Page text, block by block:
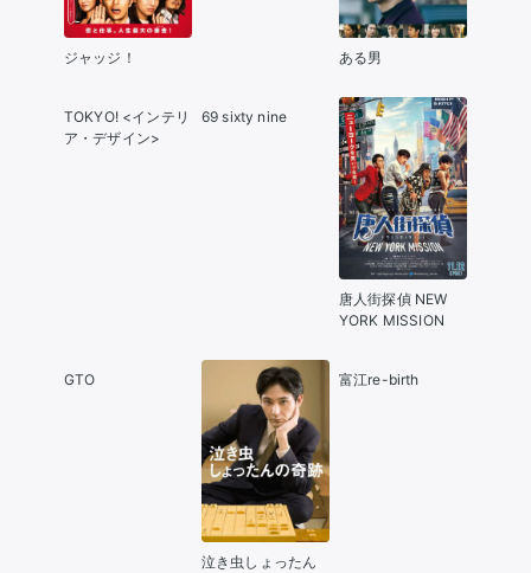
ジャッジ！ ある男
TOKYO! <インテリ
ア・デザイン>
69 sixty nine
唐人街探偵 NEW
YORK MISSION
GTO
泣き虫しょったん
富江re-birth